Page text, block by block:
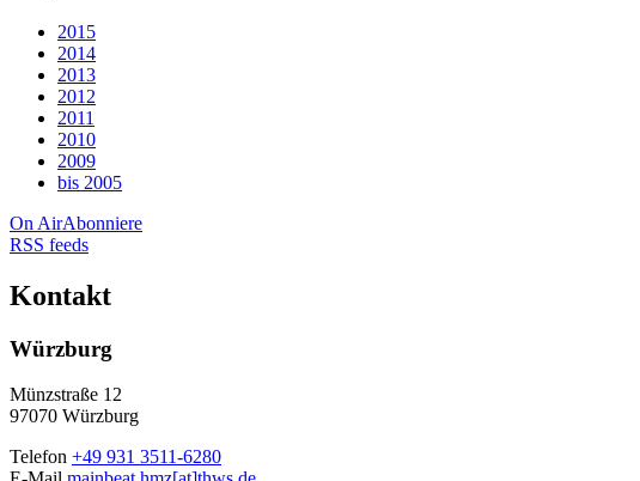
2015
2014
2013
2012
2011
2010
2009
bis 2005
On AirAbonniere
RSS feeds
Kontakt
Würzburg
Münzstraße 12
97070 Würzburg
Telefon +49 931 3511-6280